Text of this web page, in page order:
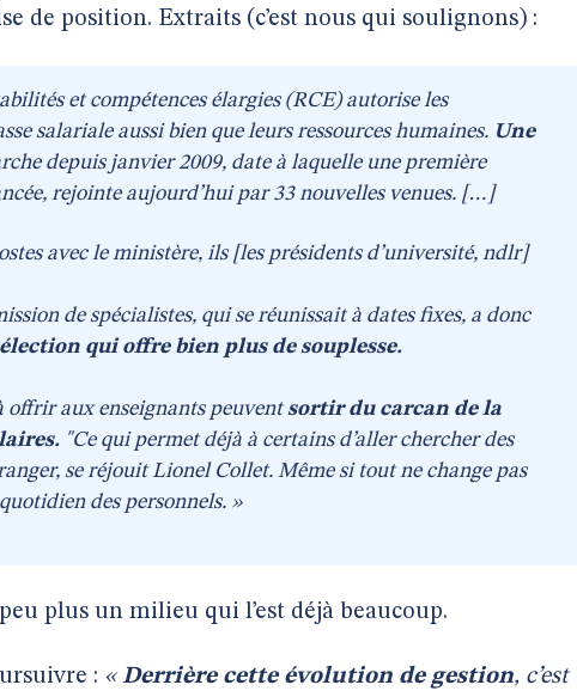
de position. Extraits (c’est nous qui soulignons) :
et compétences élargies (RCE) autorise les
salariale aussi bien que leurs ressources humaines. Une
depuis janvier 2009, date à laquelle une première
rejointe aujourd’hui par 33 nouvelles venues. […]
avec le ministère, ils [les présidents d’université, ndlr]
de spécialistes, qui se réunissait à dates fixes, a donc
qui offre bien plus de souplesse.
offrir aux enseignants peuventsortir du carcan de la
"Ce qui permet déjà à certains d’aller chercher des
se réjouit Lionel Collet. Même si tout ne change pas
des personnels. »
plus un milieu qui l’est déjà beaucoup.
: «Derrière cette évolution de gestion, c’est